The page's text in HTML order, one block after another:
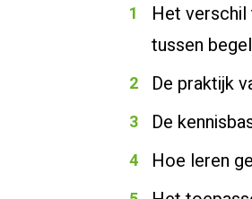
Het verschil
tussen
De praktijk
De
Hoe leren